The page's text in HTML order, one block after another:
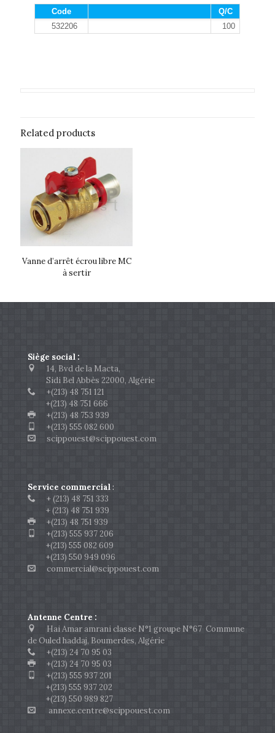
Code
Q/C
532206
100
Related products
Vanne d’arrêt écrou libre MC
à sertir
Siège social :
14, Bvd de la Macta,
Sidi Bel Abbès 22000, Algérie
+(213) 48 751 121
+(213) 48 751 666
+(213) 48 753 939
+(213) 555 082 600
scippouest@scippouest.com
Service commercial:
+ (213) 48 751 333
+ (213) 48 751 939
+(213) 48 751 939
+(213) 555 937 206
+(213) 555 082 609
+(213) 550 949 096
commercial@scippouest.com
Antenne Centre :
Hai Amar amrani classe N°1 groupe N°67 Commune
de Ouled haddaj, Boumerdes, Algérie
+(213) 24 70 95 03
+(213) 24 70 95 03
+(213) 555 937 201
+(213) 555 937 202
+(213) 550 989 827
annexe.centre@scippouest.com